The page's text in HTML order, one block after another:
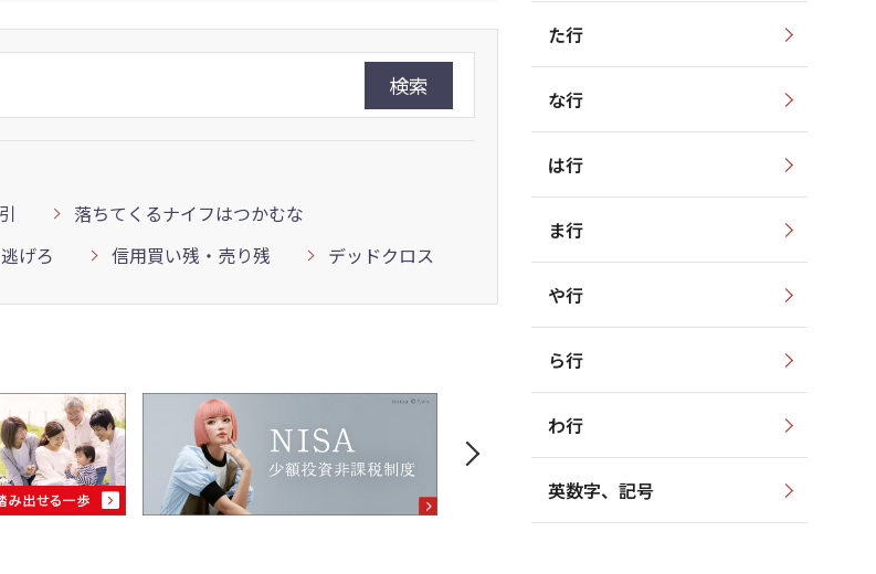
検索
落ちてくるナイフはつかむな
げろ 信用買い残・売り残 デッドクロス
た行
な行
は行
ま行
や行
ら行
わ行
英数字、記号